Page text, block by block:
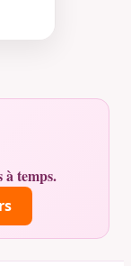
à temps.